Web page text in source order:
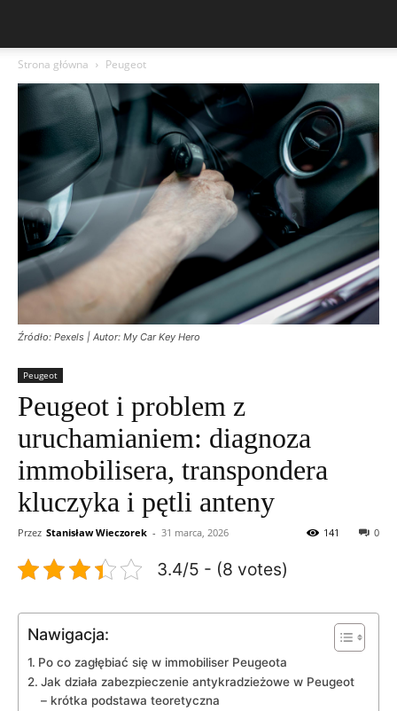
Strona główna Peugeot
Źródło: Pexels | Autor: My Car Key Hero
Peugeot
Peugeot i problem z
uruchamianiem: diagnoza
immobilisera, transpondera
kluczyka i pętli anteny
Przez Stanisław Wieczorek - 31 marca, 2026 0
141
3.4/5 - (8 votes)
Nawigacja:
Po co zagłębiać się w immobiliser Peugeota
Jak działa zabezpieczenie antykradzieżowe w Peugeot
– krótka podstawa teoretyczna